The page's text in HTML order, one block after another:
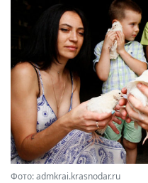
Фото: admkrai.krasnodar.ru